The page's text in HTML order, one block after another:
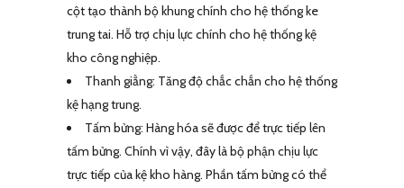
cột tạo thành bộ khung chính cho hệ thống ke
trung tai. Hỗ trợ chịu lực chính cho hệ thống kệ
kho công nghiệp.
Thanh giằng: Tăng độ chắc chắn cho hệ thống
kệ hạng trung.
Tấm bửng: Hàng hóa sẽ được để trực tiếp lên
tấm bửng. Chính vì vậy, đây là bộ phận chịu lực
trực tiếp của kệ kho hàng. Phần tấm bửng có thể